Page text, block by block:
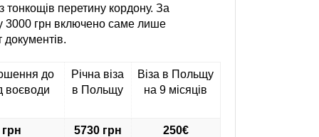
тонкощів перетину кордону. За
3000 грн включено саме лише
до
воєводи
Річна віза
в Польщу
Віза в Польщу
на 9 місяців
5730 грн 250€